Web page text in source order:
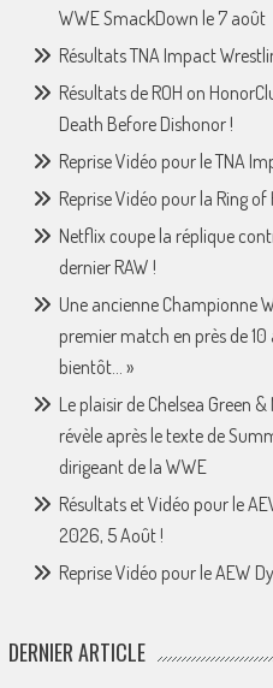
WWE SmackDown le 7 août
Résultats TNA Impact
Résultats de ROH on
Death Before Dishonor !
Reprise Vidéo pour le TNA
Reprise Vidéo pour la Ring
Netflix coupe la réplique
dernier RAW !
Une ancienne Championne
premier match en près de 10
bientôt… »
Le plaisir de Chelsea Green
révèle après le texte de
dirigeant de la WWE
Résultats et Vidéo pour le
2026, 5 Août !
Reprise Vidéo pour le AEW
DERNIER ARTICLE